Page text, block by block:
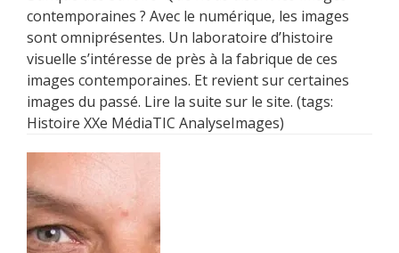
contemporaines ? Avec le numérique, les images
sont omniprésentes. Un laboratoire d’histoire
visuelle s’intéresse de près à la fabrique de ces
images contemporaines. Et revient sur certaines
images du passé. Lire la suite sur le site. (tags:
Histoire XXe MédiaTIC AnalyseImages)